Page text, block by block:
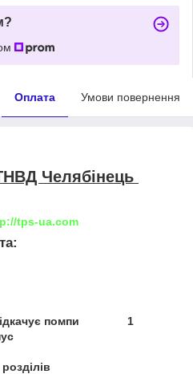
Оплата Умови повернення
Челябінець
tps-ua.com
доріжки
підкачує помпи 1
корпус
розділів